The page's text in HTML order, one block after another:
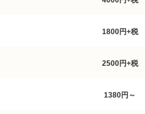
1800円+税
2500円+税
1380円～